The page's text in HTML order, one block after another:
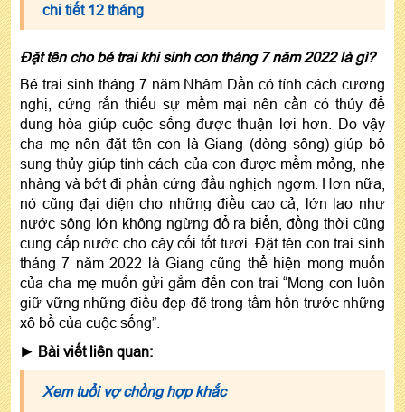
chi tiết 12 tháng
Đặt tên cho bé trai khi sinh con tháng 7 năm 2022 là gì?
Bé trai sinh tháng 7 năm Nhâm Dần có tính cách cương
nghị, cứng rắn thiếu sự mềm mại nên cần có thủy để
dung hòa giúp cuộc sống được thuận lợi hơn. Do vậy
cha mẹ nên đặt tên con là Giang (dòng sông) giúp bổ
sung thủy giúp tính cách của con được mềm mỏng, nhẹ
nhàng và bớt đi phần cứng đầu nghịch ngợm. Hơn nữa,
nó cũng đại diện cho những điều cao cả, lớn lao như
nước sông lớn không ngừng đổ ra biển, đồng thời cũng
cung cấp nước cho cây cối tốt tươi. Đặt tên con trai sinh
tháng 7 năm 2022 là Giang cũng thể hiện mong muốn
của cha mẹ muốn gửi gắm đến con trai “Mong con luôn
giữ vững những điều đẹp đẽ trong tầm hồn trước những
xô bồ của cuộc sống”.
► Bài viết liên quan:
Xem tuổi vợ chồng hợp khắc